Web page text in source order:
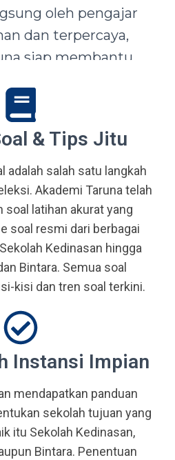
oleh pengajar
dan terpercaya,
siap membantu
menjadi Taruna,
prajurit terbaik
& Tips Jitu
adalah salah satu langkah
Akademi Taruna telah
soal latihan akurat yang
soal resmi dari berbagai
Kedinasan hingga
Bintara. Semua soal
kisi dan tren soal terkini.
Instansi Impian
mendapatkan panduan
sekolah tujuan yang
itu Sekolah Kedinasan,
Bintara. Penentuan